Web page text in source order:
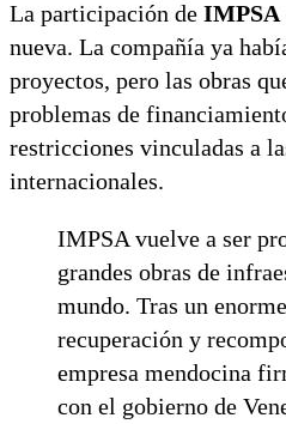
La participación de IMPSA
nueva. La compañía ya
proyectos, pero las obras
problemas de
restricciones vinculadas a
internacionales.
IMPSA vuelve a ser
grandes obras de
mundo. Tras un
recuperación y
empresa mendocina
con el gobierno de